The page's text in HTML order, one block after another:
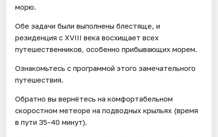
морю.
Обе задачи были выполнены блестяще, и
резиденция с XVIII века восхищает всех
путешественников, особенно прибывающих морем.
Ознакомьтесь с программой этого замечательного
путешествия.
Обратно вы вернётесь на комфортабельном
скоростном метеоре на подводных крыльях (время
в пути 35-40 минут).